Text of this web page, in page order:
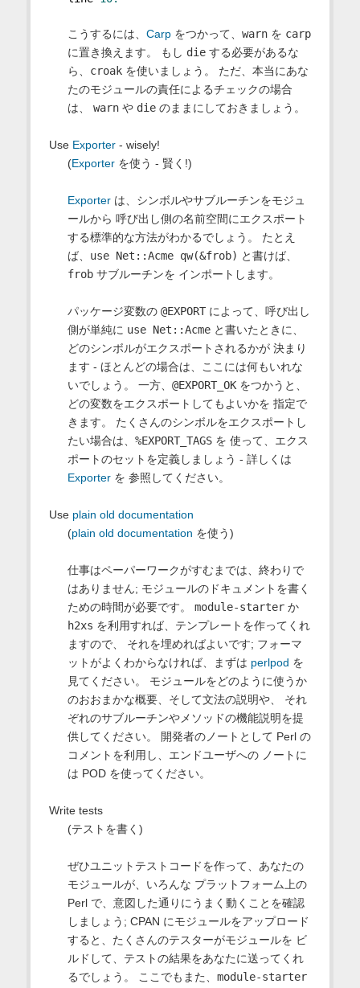
こうするには、 Carpをつかって、 warnを carp
に置き換えます。 もし dieする必要があるな
ら、 croakを使いましょう。 ただ、本当にあな
たのモジュールの責任によるチェックの場合
は、 warnや dieのままにしておきましょう。
Use Exporter- wisely!
(Exporterを使う - 賢く!)
Exporterは、シンボルやサブルーチンをモジュ
ールから 呼び出し側の名前空間にエクスポート
する標準的な方法がわかるでしょう。 たとえ
ば、 use Net::Acme qw(&frob) と書けば、
frobサブルーチンを インポートします。
パッケージ変数の @EXPORTによって、呼び出し
側が単純に use Net::Acmeと書いたときに、
どのシンボルがエクスポートされるかが 決まり
ます - ほとんどの場合は、ここには何もいれな
いでしょう。 一方、 @EXPORT_OKをつかうと、
どの変数をエクスポートしてもよいかを 指定で
きます。 たくさんのシンボルをエクスポートし
たい場合は、 %EXPORT_TAGSを 使って、エクス
ポートのセットを定義しましょう - 詳しくは
Exporterを 参照してください。
Use plain old documentation
(plain old documentation を使う)
仕事はペーパーワークがすむまでは、終わりで
はありません; モジュールのドキュメントを書く
ための時間が必要です。 module-starterか
h2xs を利用すれば、テンプレートを作ってくれ
ますので、 それを埋めればよいです; フォーマ
ットがよくわからなければ、まずは perlpod を
見てください。 モジュールをどのように使うか
のおおまかな概要、そして文法の説明や、 それ
ぞれのサブルーチンやメソッドの機能説明を提
供してください。 開発者のノートとして Perl の
コメントを利用し、エンドユーザへの ノートに
は POD を使ってください。
Write tests
(テストを書く)
ぜひユニットテストコードを作って、あなたの
モジュールが、いろんな プラットフォーム上の
Perl で、意図した通りにうまく動くことを確認
しましょう; CPAN にモジュールをアップロード
すると、たくさんのテスターがモジュールを ビ
ルドして、テストの結果をあなたに送ってくれ
るでしょう。 ここでもまた、 module-starter